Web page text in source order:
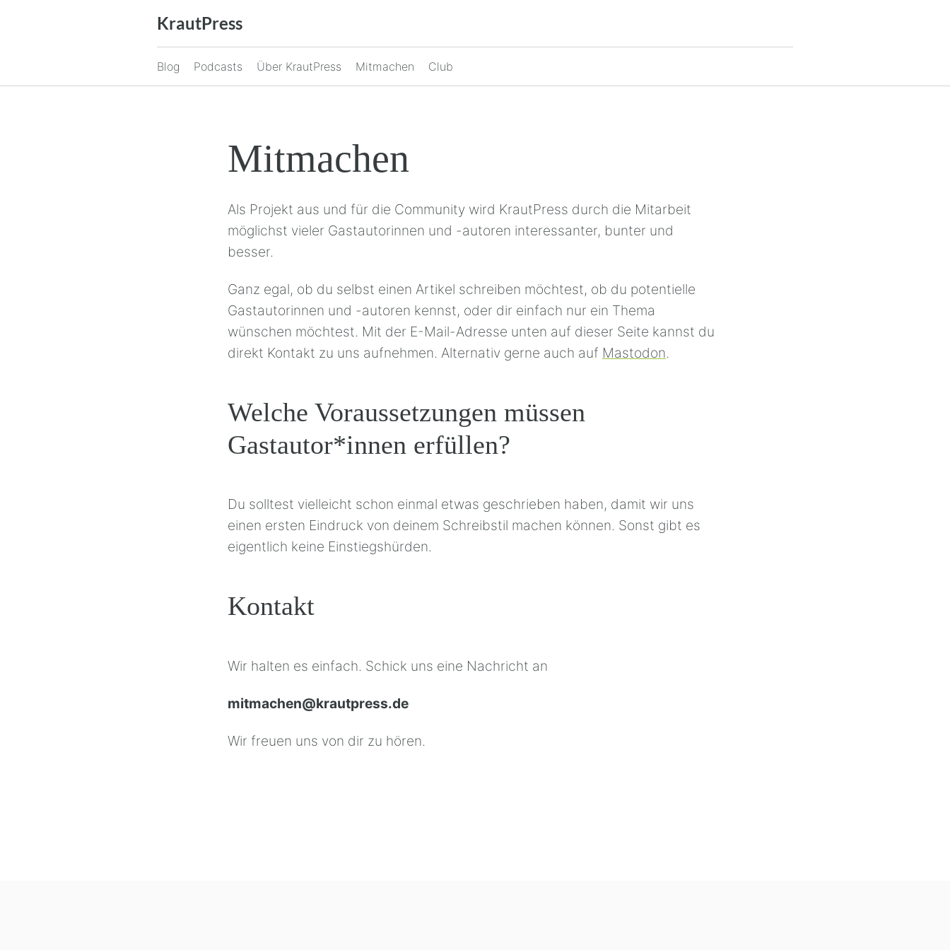
KrautPress
Blog Podcasts Über KrautPress Mitmachen Club
Mitmachen
Als Projekt aus und für die Community wird KrautPress durch die Mitarbeit
möglichst vieler Gastautorinnen und -autoren interessanter, bunter und
besser.
Ganz egal, ob du selbst einen Artikel schreiben möchtest, ob du potentielle
Gastautorinnen und -autoren kennst, oder dir einfach nur ein Thema
wünschen möchtest. Mit der E-Mail-Adresse unten auf dieser Seite kannst du
direkt Kontakt zu uns aufnehmen. Alternativ gerne auch auf Mastodon.
Welche Voraussetzungen müssen
Gastautor*innen erfüllen?
Du solltest vielleicht schon einmal etwas geschrieben haben, damit wir uns
einen ersten Eindruck von deinem Schreibstil machen können. Sonst gibt es
eigentlich keine Einstiegshürden.
Kontakt
Wir halten es einfach. Schick uns eine Nachricht an
mitmachen@krautpress.de
Wir freuen uns von dir zu hören.